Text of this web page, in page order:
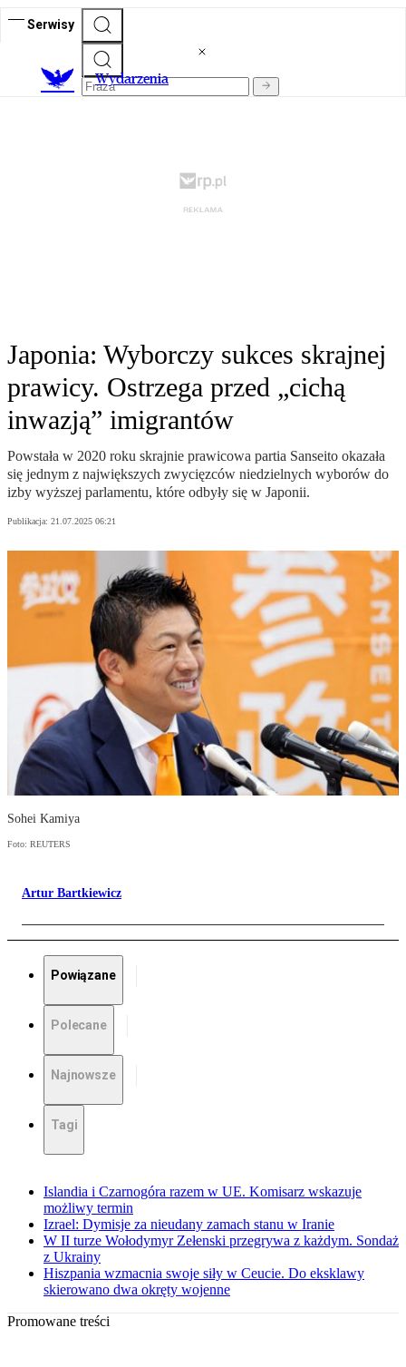
Serwisy
Wydarzenia
Japonia: Wyborczy sukces skrajnej
prawicy. Ostrzega przed „cichą
inwazją” imigrantów
Powstała w 2020 roku skrajnie prawicowa partia Sanseito okazała
się jednym z największych zwycięzców niedzielnych wyborów do
izby wyższej parlamentu, które odbyły się w Japonii.
Publikacja: 21.07.2025 06:21
Sohei Kamiya
Foto: REUTERS
Artur Bartkiewicz
Powiązane
Polecane
Najnowsze
Tagi
Islandia i Czarnogóra razem w UE. Komisarz wskazuje
możliwy termin
Izrael: Dymisje za nieudany zamach stanu w Iranie
W II turze Wołodymyr Zełenski przegrywa z każdym. Sondaż
z Ukrainy
Hiszpania wzmacnia swoje siły w Ceucie. Do eksklawy
skierowano dwa okręty wojenne
Promowane treści